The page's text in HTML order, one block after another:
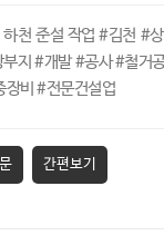
하천 준설 작업 #김천 #
지 #개발 #공사 #철거
장비 #전문건설업
간편보기